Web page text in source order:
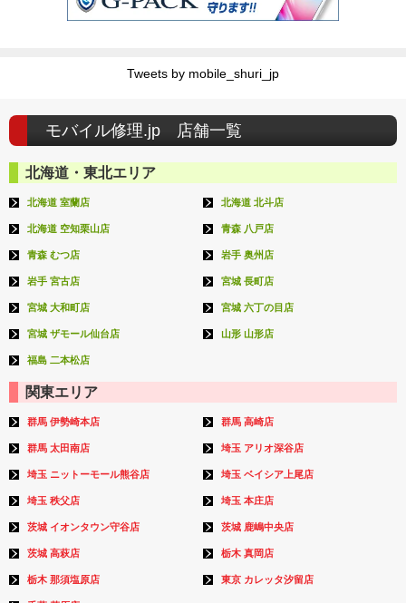
Tweets by mobile_shuri_jp
モバイル修理.jp 店舗一覧
北海道・東北エリア
北海道 室蘭店 北海道 北斗店
北海道 空知栗山店 青森 八戸店
青森 むつ店 岩手 奥州店
岩手 宮古店 宮城 長町店
宮城 大和町店 宮城 六丁の目店
宮城 ザモール仙台店 山形 山形店
福島 二本松店
関東エリア
群馬 伊勢崎本店 群馬 高崎店
群馬 太田南店 埼玉 アリオ深谷店
埼玉 ニットーモール熊谷店 埼玉 ベイシア上尾店
埼玉 秩父店 埼玉 本庄店
茨城 イオンタウン守谷店 茨城 鹿嶋中央店
茨城 高萩店 栃木 真岡店
栃木 那須塩原店 東京 カレッタ汐留店